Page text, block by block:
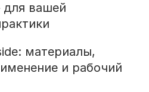
для вашей
материалы,
и рабочий